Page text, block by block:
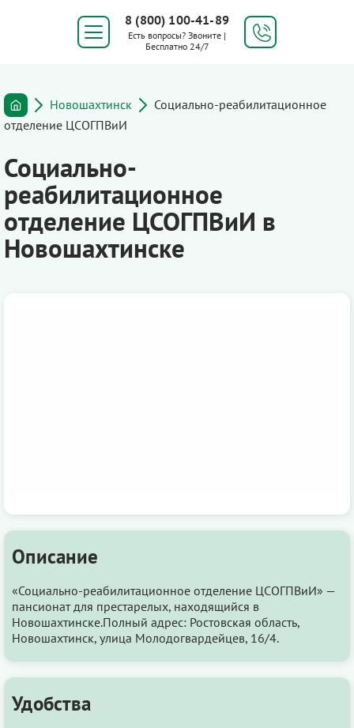
8 (800) 100-41-89
Есть вопросы? Звоните |
Бесплатно 24/7
Новошахтинск
Социально-реабилитационное
отделение ЦСОГПВиИ
Социально-
реабилитационное
отделение ЦСОГПВиИ в
Новошахтинске
Описание
«Социально-реабилитационное отделение ЦСОГПВиИ» —
пансионат для престарелых, находящийся в
Новошахтинске.Полный адрес: Ростовская область,
Новошахтинск, улица Молодогвардейцев, 16/4.
Удобства